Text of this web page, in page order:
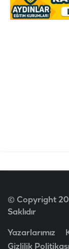
© Copyright
Saklıdır
Yazarlarımız
Gizlilik Politikası